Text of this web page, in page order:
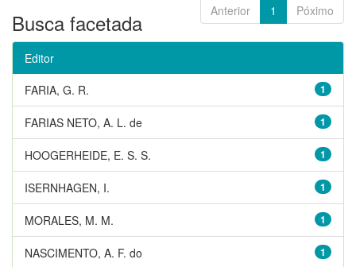
Anterior 1 Póximo
Busca facetada
Editor
1
FARIA, G. R.
1
FARIAS NETO, A. L. de
1
HOOGERHEIDE, E. S. S.
1
ISERNHAGEN, I.
1
MORALES, M. M.
1
NASCIMENTO, A. F. do